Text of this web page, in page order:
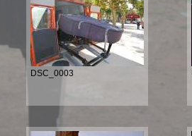
DSC_0003